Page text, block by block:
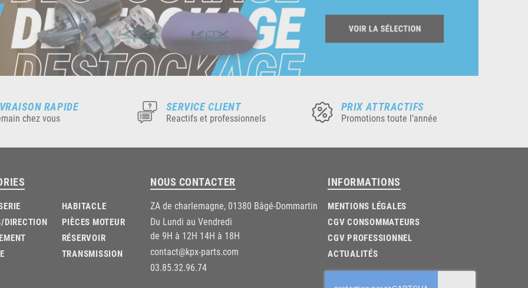
RAPIDE
chez vous
SERVICE CLIENT
Reactifs et professionnels
PRIX ATTRACTIFS
Promotions toute l’année
DIRECTION
HABITACLE
PIÈCES MOTEUR
RÉSERVOIR
TRANSMISSION
NOUS CONTACTER
ZA de charlemagne, 01380 Bâgé-Dommartin
Du Lundi au Vendredi
de 9H à 12H 14H à 18H
contact@kpx-parts.com
03.85.32.96.74
INFORMATIONS
MENTIONS LÉGALES
CGV CONSOMMATEURS
CGV PROFESSIONNEL
ACTUALITÉS